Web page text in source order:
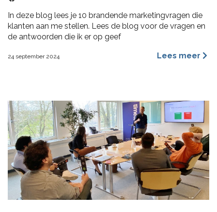
In deze blog lees je 10 brandende marketingvragen die
klanten aan me stellen. Lees de blog voor de vragen en
de antwoorden die ik er op geef
24 september 2024 Lees meer